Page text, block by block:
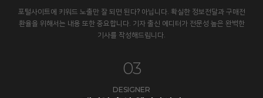
포털사이트에 키워드 노출만 잘 되면 된다? 아닙니다. 확실한 정보전달과 구매전
환율을 위해서는 내용 또한 중요합니다. 기자 출신 에디터가 전문성 높은 완벽한
기사를 작성해드립니다.
03
DESIGNER